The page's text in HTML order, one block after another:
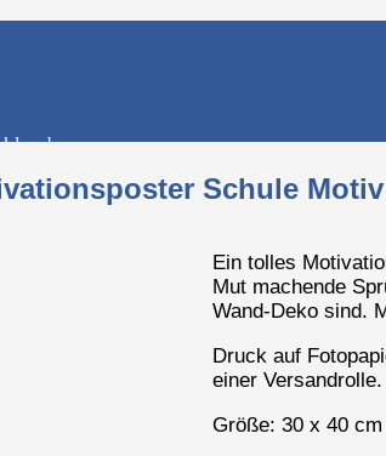
Schule
Ein tolles
Mut machende
Wand-Deko sind.
Druck auf
einer Versandrolle.
Größe: 30 x 40 cm